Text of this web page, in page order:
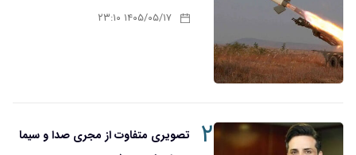
۱۴۰۵/۰۵/۱۷ ۲۳:۱۰
۲
تصویری متفاوت از مجری صدا و سیما